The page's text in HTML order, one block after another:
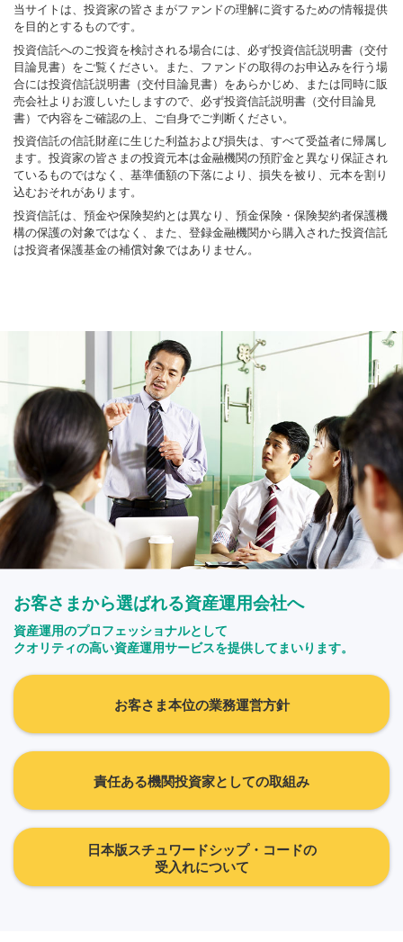
当サイトは、投資家の皆さまがファンドの理解に資するための情報提供
を目的とするものです。
投資信託へのご投資を検討される場合には、必ず投資信託説明書（交付
目論見書）をご覧ください。また、ファンドの取得のお申込みを行う場
合には投資信託説明書（交付目論見書）をあらかじめ、または同時に販
売会社よりお渡しいたしますので、必ず投資信託説明書（交付目論見
書）で内容をご確認の上、ご自身でご判断ください。
投資信託の信託財産に生じた利益および損失は、すべて受益者に帰属し
ます。投資家の皆さまの投資元本は金融機関の預貯金と異なり保証され
ているものではなく、基準価額の下落により、損失を被り、元本を割り
込むおそれがあります。
投資信託は、預金や保険契約とは異なり、預金保険・保険契約者保護機
構の保護の対象ではなく、また、登録金融機関から購入された投資信託
は投資者保護基金の補償対象ではありません。
お客さまから選ばれる資産運用会社へ
資産運用のプロフェッショナルとして
クオリティの高い資産運用サービスを提供してまいります。
お客さま本位の業務運営方針
責任ある機関投資家としての取組み
日本版スチュワードシップ・コードの
受入れについて